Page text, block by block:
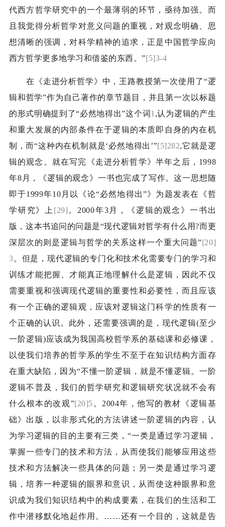
代西方哲学研究中的一个最薄弱的环节，亟待加强。而
且我觉得分析哲学对意义问题的重视，对观念明确、思
想清晰的强调，对科学精神的追求，正是中国哲学应向
西方哲学更多地学习和借鉴的东西。”[5]3-4
在《走进分析哲学》中，王路教授第一次使用了“逻
辑和哲学”作为自己著作的章节题目，并且第一次以标题
的形式明确提到了“必然地得出”这个词1 ,认为逻辑的产生
和重大发展的内部条件在于逻辑的本质即自身的内在机
制，而“这种内在机制就是‘必然地得出’”[5]282,它就是逻
辑的观念。就在写完《走进分析哲学》半年之后， 1998
年8 月，《逻辑的观念》一书也完成了写作。这一思想随
即于1999年10 月以《论“必然地得出”》为题发表在《哲
学研究》上 [29] 。 2000年3 月，《逻辑的观念》一书出
版，这本书追问的问题是“现代逻辑对哲学有什么用?而更
深层次的则是逻辑与哲学的关系这样一个重大问题”[20]
3。但是，现代逻辑的专门化和技术化需要专门的学习和
训练才能把握、才能真正地理解什么是逻辑，因此不仅
需要重视和强调现代逻辑的重要性和必要性，而且应该
有一个正确的逻辑观，应该对逻辑这门科学的性质有一
个正确的认识。此外，还需要强调的是，现代逻辑(至少
一阶逻辑)应该成为我国高校哲学系的基础课和必修课，
以使我们培养的哲学系的学生不至于在知识结构方面存
在重大缺陷，因为“不懂一阶逻辑，就是不懂逻辑。一阶
逻辑不普及，我们的哲学研究和逻辑研究状况就不会有
什么根本的改观”[20]5 。 2004年，他写的教材《逻辑基
础》出版，以非形式化的方法讲述一阶逻辑的内容，认
为学习逻辑的目的主要有三类，“一类是通过学习逻辑，
掌握一些专门的技术和方法，从而使我们能够应用这些
技术和方法解决一些具体的问题；另一类是通过学习逻
辑，培养一种逻辑的眼界和意识，从而使这种眼界和意
识成为我们知识结构中的构成要素，在我们的生活和工
作中潜移默化地起作用。……还有一个目的，这就是告